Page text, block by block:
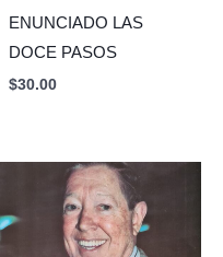
ENUNCIADO LAS
DOCE PASOS
$30.00